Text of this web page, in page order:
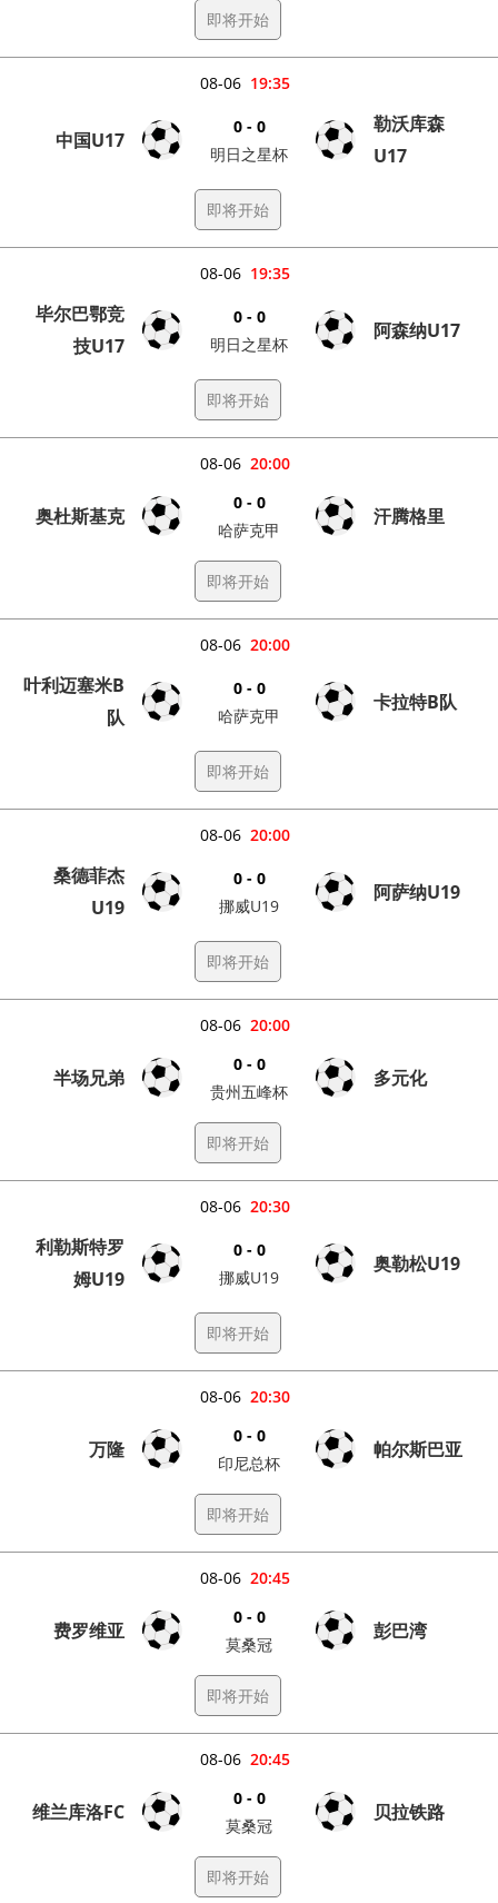
即将开始
19:35
08-06
中国U17
0 - 0
明日之星杯
勒沃库森
U17
即将开始
19:35
08-06
毕尔巴鄂竞
技U17
0 - 0
明日之星杯
阿森纳U17
即将开始
20:00
08-06
奥杜斯基克
0 - 0
哈萨克甲
汗腾格里
即将开始
20:00
08-06
叶利迈塞米B
队
0 - 0
哈萨克甲
卡拉特B队
即将开始
20:00
08-06
桑德菲杰
U19
0 - 0
挪威U19
阿萨纳U19
即将开始
20:00
08-06
半场兄弟
0 - 0
贵州五峰杯
多元化
即将开始
20:30
08-06
利勒斯特罗
姆U19
0 - 0
挪威U19
奥勒松U19
即将开始
20:30
08-06
万隆
0 - 0
印尼总杯
帕尔斯巴亚
即将开始
20:45
08-06
费罗维亚
0 - 0
莫桑冠
彭巴湾
即将开始
20:45
08-06
维兰库洛FC
0 - 0
莫桑冠
贝拉铁路
即将开始